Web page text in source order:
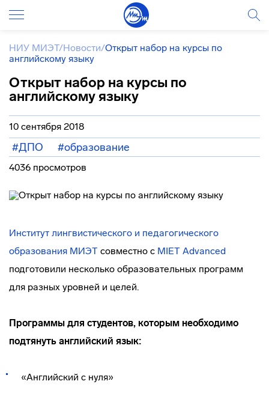
НИУ МИЭТ/Новости/Открыт набор на курсы по
английскому языку
Открыт набор на курсы по
английскому языку
10 сентября 2018
#ДПО #образование
4036 просмотров
Институт лингвистического и педагогического
образования МИЭТ совместно с MIET Advanced
подготовили несколько образовательных программ
для разных уровней и целей.
Программы для студентов, которым необходимо
подтянуть английский язык:
«Английский с нуля»